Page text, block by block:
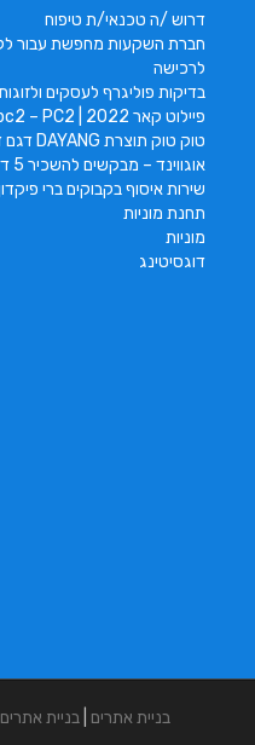
דרוש /ה טכנאי/ת טיפוח
חברת השקעות מחפשת עבור
לרכישה
בדיקות פוליגרף לעסקים ולזוגות 24/
פיילוט קאר 2022 | Pilot Car pc2 – PC2
טוק טוק תוצרת DAYANG דגם דרגון 1000W
אוגווינד – מבקשים להשכיר 5 דונם
שירות איסוף בקבוקים ברי
תחנת מוניות
מוניות
דוגסיטינג
בניית אתרים בניית